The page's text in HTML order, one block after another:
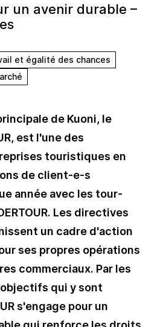
un avenir durable –
et égalité des chances
de Kuoni, le
est l'une des
touristiques en
de client-e-s
année avec les tour-
Les directives
un cadre d'action
ses propres opérations
commerciaux. Par les
qui y sont
s'engage pour un